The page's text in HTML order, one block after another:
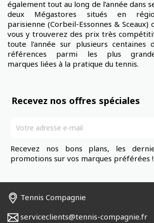
également tout au long de l’année dans
deux Mégastores situés en
parisienne (Corbeil-Essonnes & Sceaux)
vous y trouverez des prix très
toute l'année sur plusieurs centaines
références parmi les plus
marques liées à la pratique du tennis.
Recevez nos offres spéciales
Recevez nos bons plans, les
promotions sur vos marques préférées !
Tennis Compagnie
serviceclients@tennis-compagnie.fr